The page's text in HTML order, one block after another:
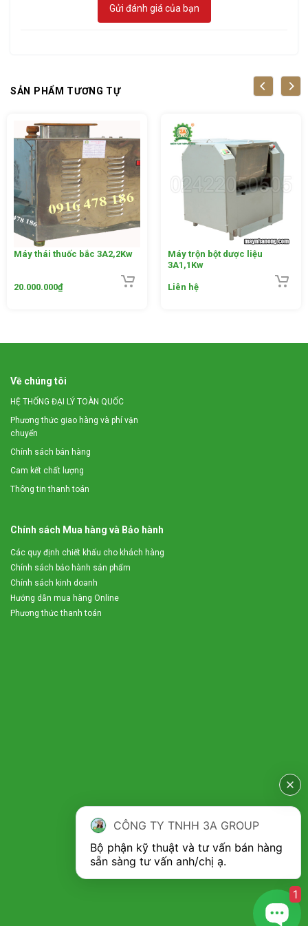
*Máy nghiền nghệ tươi 3A3Kw có những ưu điểm nổi
bật gì?
– Máy đạt được năng suất cao:Máy nghiền bột nghệ
3A3Kw có thể nghiền được
300 đến 350 Kg
nghệ tươi trong
1 giờ, Cao gấp 2-3 lần so với các sản phẩm cùng dòng trên
thị trường hiện nay. Do đó, bột nghệ có giá thành rẻ hơn và
đảm bảo được chất lượng.
– Sử dụng máy nghiền nghệ tươi 3A, người dùng chỉ cần
đưa nghệ tươi lên máng nạp nguyên liệu rồi gạt xuống
buồng nghiền, điều này giúp người dùng tránh tiếp xúc trực
Nghệ sau khi được máy nghiền nát
– Máy nghiền nghệ tươi 3A3Kw
trên máy, có nhiệm vụ bảo vệ động cơ và dây đai, hạn chế
tối đa tình trạng bị dây bẩn, giúp người dùng vệ sinh máy
Gửi đánh giá của bạn
SẢN PHẨM TƯƠNG TỰ
Máy thái thuốc bắc 3A2,2Kw
20.000.000₫
Máy trộn bột dược liệu
3A1,1Kw
Liên hệ
Về chúng tôi
HỆ THỐNG ĐẠI LÝ TOÀN QUỐC
Phương thức giao hàng và phí vận
chuyển
Chính sách bán hàng
Cam kết chất lượng
Thông tin thanh toán
Chính sách Mua hàng và Bảo hành
Các quy định chiết khấu cho khách hàng
Chính sách bảo hành sản phẩm
Chính sách kinh doanh
Hướng dẫn mua hàng Online
Phương thức thanh toán
CÔNG TY TNHH 3A GROUP
Bộ phận kỹ thuật và tư vấn bán hàng
1